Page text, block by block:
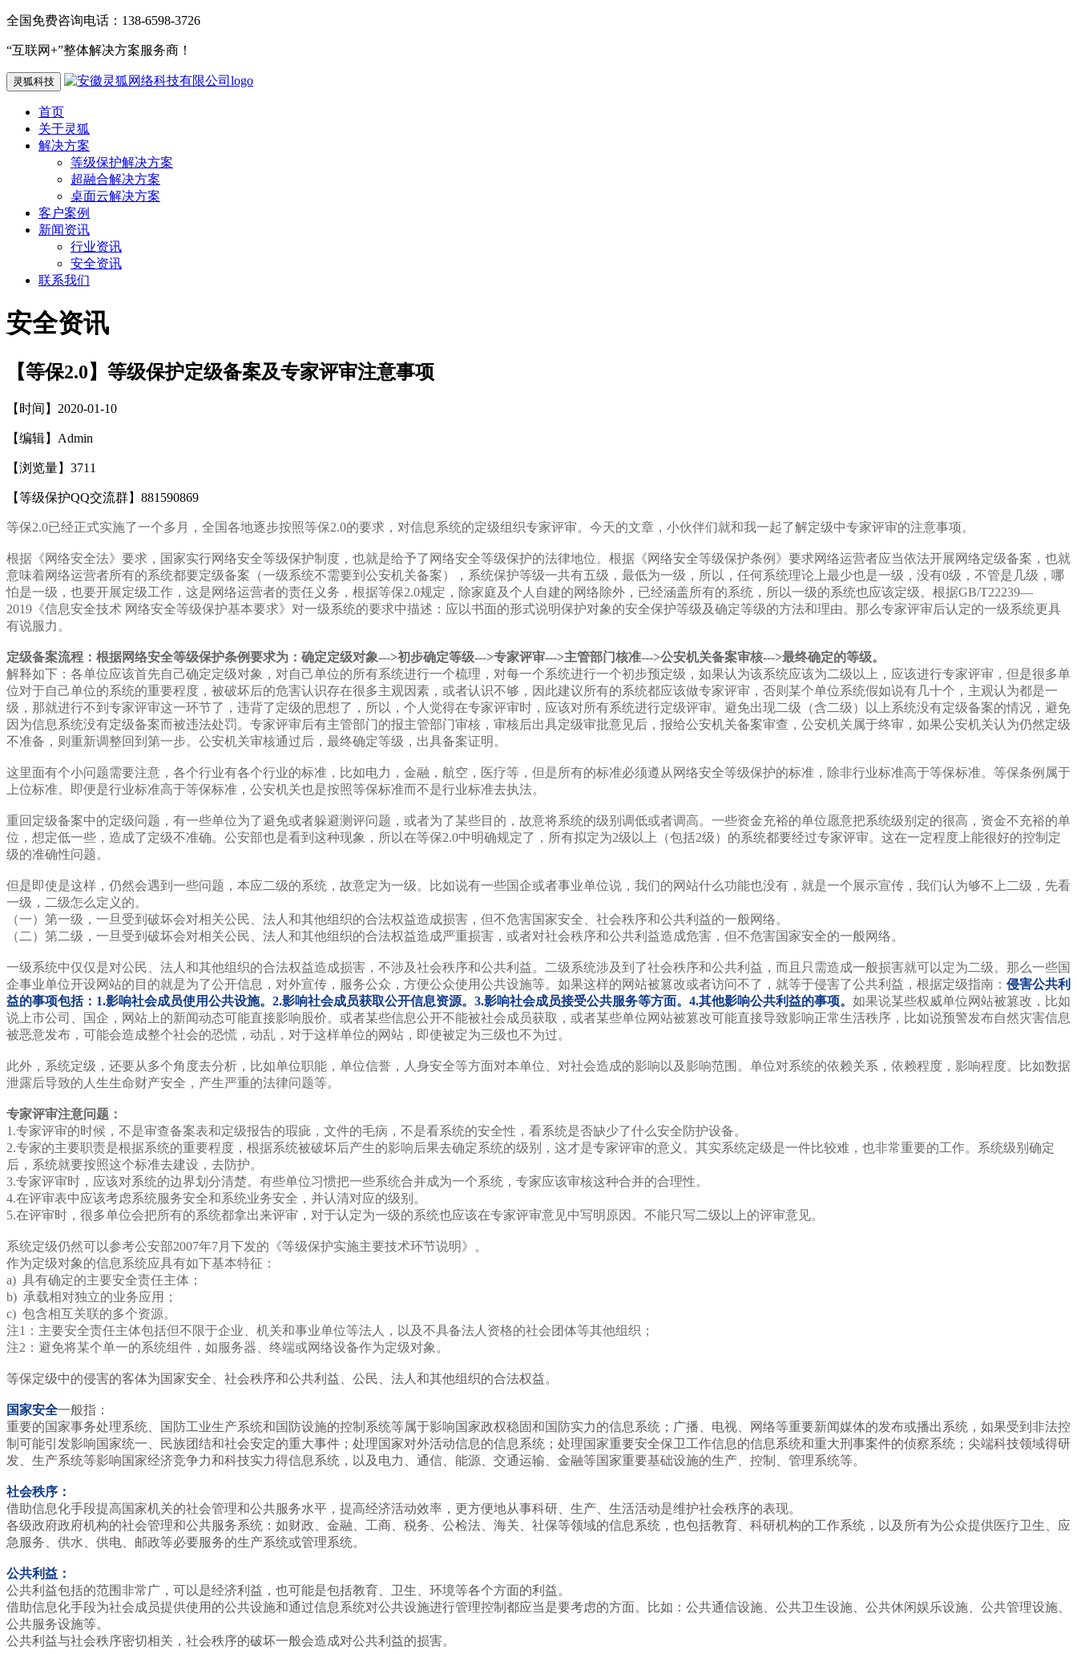
全国免费咨询电话：138-6598-3726
“互联网+”整体解决方案服务商！
灵狐科技
首页
关于灵狐
解决方案
等级保护解决方案
超融合解决方案
桌面云解决方案
客户案例
新闻资讯
行业资讯
安全资讯
联系我们
安全资讯
【等保2.0】等级保护定级备案及专家评审注意事项
【时间】2020-01-10
【编辑】Admin
【浏览量】 3711
【等级保护QQ交流群】881590869
等保2.0已经正式实施了一个多月，全国各地逐步按照等保2.0的要求，对信息系统的定级组织专家评审。今天的文章，小伙伴们就和我一起了解定级中专家评审的注意事项。
根据《网络安全法》要求，国家实行网络安全等级保护制度，也就是给予了网络安全等级保护的法律地位。根据《网络安全等级保护条例》要求网络运营者应当依法开展网络定级备案，也就
意味着网络运营者所有的系统都要定级备案（一级系统不需要到公安机关备案），系统保护等级一共有五级，最低为一级，所以，任何系统理论上最少也是一级，没有0级，不管是几级，哪
怕是一级，也要开展定级工作，这是网络运营者的责任义务，根据等保2.0规定，除家庭及个人自建的网络除外，已经涵盖所有的系统，所以一级的系统也应该定级。根据GB/T22239—
2019《信息安全技术 网络安全等级保护基本要求》对一级系统的要求中描述：应以书面的形式说明保护对象的安全保护等级及确定等级的方法和理由。那么专家评审后认定的一级系统更具
有说服力。
定级备案流程：根据网络安全等级保护条例要求为：确定定级对象--->初步确定等级--->专家评审--->主管部门核准--->公安机关备案审核--->最终确定的等级。
解释如下：各单位应该首先自己确定定级对象，对自己单位的所有系统进行一个梳理，对每一个系统进行一个初步预定级，如果认为该系统应该为二级以上，应该进行专家评审，但是很多单
位对于自己单位的系统的重要程度，被破坏后的危害认识存在很多主观因素，或者认识不够，因此建议所有的系统都应该做专家评审，否则某个单位系统假如说有几十个，主观认为都是一
级，那就进行不到专家评审这一环节了，违背了定级的思想了，所以，个人觉得在专家评审时，应该对所有系统进行定级评审。避免出现二级（含二级）以上系统没有定级备案的情况，避免
因为信息系统没有定级备案而被违法处罚。专家评审后有主管部门的报主管部门审核，审核后出具定级审批意见后，报给公安机关备案审查，公安机关属于终审，如果公安机关认为仍然定级
不准备，则重新调整回到第一步。公安机关审核通过后，最终确定等级，出具备案证明。
这里面有个小问题需要注意，各个行业有各个行业的标准，比如电力，金融，航空，医疗等，但是所有的标准必须遵从网络安全等级保护的标准，除非行业标准高于等保标准。等保条例属于
上位标准。即便是行业标准高于等保标准，公安机关也是按照等保标准而不是行业标准去执法。
重回定级备案中的定级问题，有一些单位为了避免或者躲避测评问题，或者为了某些目的，故意将系统的级别调低或者调高。一些资金充裕的单位愿意把系统级别定的很高，资金不充裕的单
位，想定低一些，造成了定级不准确。公安部也是看到这种现象，所以在等保2.0中明确规定了，所有拟定为2级以上（包括2级）的系统都要经过专家评审。这在一定程度上能很好的控制定
级的准确性问题。
但是即使是这样，仍然会遇到一些问题，本应二级的系统，故意定为一级。比如说有一些国企或者事业单位说，我们的网站什么功能也没有，就是一个展示宣传，我们认为够不上二级，先看
一级，二级怎么定义的。
（一）第一级，一旦受到破坏会对相关公民、法人和其他组织的合法权益造成损害，但不危害国家安全、社会秩序和公共利益的一般网络。
（二）第二级，一旦受到破坏会对相关公民、法人和其他组织的合法权益造成严重损害，或者对社会秩序和公共利益造成危害，但不危害国家安全的一般网络。
一级系统中仅仅是对公民、法人和其他组织的合法权益造成损害，不涉及社会秩序和公共利益。二级系统涉及到了社会秩序和公共利益，而且只需造成一般损害就可以定为二级。那么一些国
企事业单位开设网站的目的就是为了公开信息，对外宣传，服务公众，方便公众使用公共设施等。如果这样的网站被篡改或者访问不了，就等于侵害了公共利益，根据定级指南： 侵害公共利
益的事项包括：1.影响社会成员使用公共设施。2.影响社会成员获取公开信息资源。3.影响社会成员接受公共服务等方面。4.其他影响公共利益的事项。 如果说某些权威单位网站被篡改，比如
说上市公司、国企，网站上的新闻动态可能直接影响股价。或者某些信息公开不能被社会成员获取，或者某些单位网站被篡改可能直接导致影响正常生活秩序，比如说预警发布自然灾害信息
被恶意发布，可能会造成整个社会的恐慌，动乱，对于这样单位的网站，即使被定为三级也不为过。
此外，系统定级，还要从多个角度去分析，比如单位职能，单位信誉，人身安全等方面对本单位、对社会造成的影响以及影响范围。单位对系统的依赖关系，依赖程度，影响程度。比如数据
泄露后导致的人生生命财产安全，产生严重的法律问题等。
专家评审注意问题：
1.专家评审的时候，不是审查备案表和定级报告的瑕疵，文件的毛病，不是看系统的安全性，看系统是否缺少了什么安全防护设备。
2.专家的主要职责是根据系统的重要程度，根据系统被破坏后产生的影响后果去确定系统的级别，这才是专家评审的意义。其实系统定级是一件比较难，也非常重要的工作。系统级别确定
后，系统就要按照这个标准去建设，去防护。
3.专家评审时，应该对系统的边界划分清楚。有些单位习惯把一些系统合并成为一个系统，专家应该审核这种合并的合理性。
4.在评审表中应该考虑系统服务安全和系统业务安全，并认清对应的级别。
5.在评审时，很多单位会把所有的系统都拿出来评审，对于认定为一级的系统也应该在专家评审意见中写明原因。不能只写二级以上的评审意见。
系统定级仍然可以参考公安部2007年7月下发的《等级保护实施主要技术环节说明》。
作为定级对象的信息系统应具有如下基本特征：
a) 具有确定的主要安全责任主体；
b) 承载相对独立的业务应用；
c) 包含相互关联的多个资源。
注1：主要安全责任主体包括但不限于企业、机关和事业单位等法人，以及不具备法人资格的社会团体等其他组织；
注2：避免将某个单一的系统组件，如服务器、终端或网络设备作为定级对象。
等保定级中的侵害的客体为国家安全、社会秩序和公共利益、公民、法人和其他组织的合法权益。
国家安全一般指：
重要的国家事务处理系统、国防工业生产系统和国防设施的控制系统等属于影响国家政权稳固和国防实力的信息系统；广播、电视、网络等重要新闻媒体的发布或播出系统，如果受到非法控
制可能引发影响国家统一、民族团结和社会安定的重大事件；处理国家对外活动信息的信息系统；处理国家重要安全保卫工作信息的信息系统和重大刑事案件的侦察系统；尖端科技领域得研
发、生产系统等影响国家经济竞争力和科技实力得信息系统，以及电力、通信、能源、交通运输、金融等国家重要基础设施的生产、控制、管理系统等。
社会秩序：
借助信息化手段提高国家机关的社会管理和公共服务水平，提高经济活动效率，更方便地从事科研、生产、生活活动是维护社会秩序的表现。
各级政府政府机构的社会管理和公共服务系统：如财政、金融、工商、税务、公检法、海关、社保等领域的信息系统，也包括教育、科研机构的工作系统，以及所有为公众提供医疗卫生、应
急服务、供水、供电、邮政等必要服务的生产系统或管理系统。
公共利益：
公共利益包括的范围非常广，可以是经济利益，也可能是包括教育、卫生、环境等各个方面的利益。
借助信息化手段为社会成员提供使用的公共设施和通过信息系统对公共设施进行管理控制都应当是要考虑的方面。比如：公共通信设施、公共卫生设施、公共休闲娱乐设施、公共管理设施、
公共服务设施等。
公共利益与社会秩序密切相关，社会秩序的破坏一般会造成对公共利益的损害。